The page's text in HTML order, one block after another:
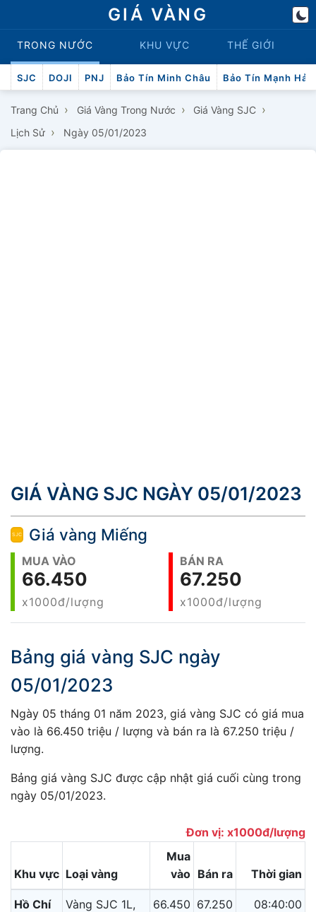
GIÁ VÀNG
TRONG NƯỚC KHU VỰC THẾ GIỚI
SJC DOJI PNJ Bảo Tín Minh Châu Bảo Tín Mạnh Hải
Trang Chủ › Giá Vàng Trong Nước › Giá Vàng SJC ›
Lịch Sử › Ngày 05/01/2023
GIÁ VÀNG SJC NGÀY 05/01/2023
Giá vàng Miếng
MUA VÀO
66.450
x1000đ/lượng
BÁN RA
67.250
x1000đ/lượng
Bảng giá vàng SJC ngày
05/01/2023
Ngày 05 tháng 01 năm 2023, giá vàng SJC có giá mua
vào là 66.450 triệu / lượng và bán ra là 67.250 triệu /
lượng.
Bảng giá vàng SJC được cập nhật giá cuối cùng trong
ngày 05/01/2023.
Đơn vị: x1000đ/lượng
Khu vực Loại vàng
Mua
vào Bán ra Thời gian
Hồ Chí
Vàng SJC 1L,
66.450 67.250
08:40:00